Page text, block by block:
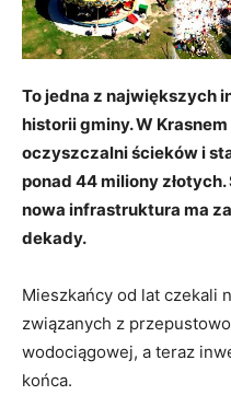
To jedna z największych
historii gminy. W
oczyszczalni ścieków i
ponad 44 miliony
nowa infrastruktura ma
dekady.
Mieszkańcy od lat czekali
związanych z
wodociągowej, a teraz
końca.